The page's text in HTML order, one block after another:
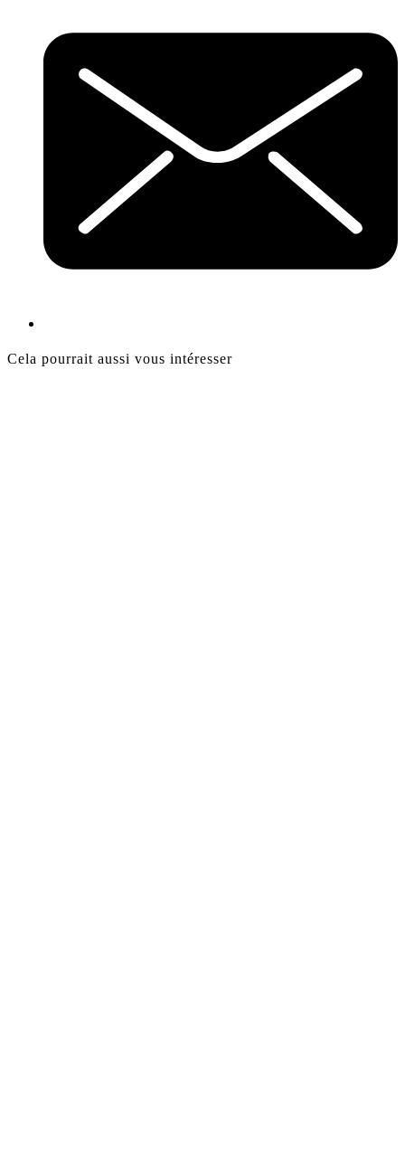
Cela pourrait aussi vous intéresser